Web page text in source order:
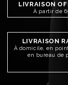
LIVRAISON
À partir de
LIVRAISON
À domicile, en
en bureau de